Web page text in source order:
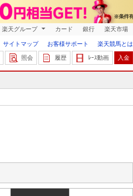
楽天グループ カード 銀行 楽天市場
サイトマップ お客様サポート
楽天競馬とは
照会 履歴 ﾚｰｽ動画 入金